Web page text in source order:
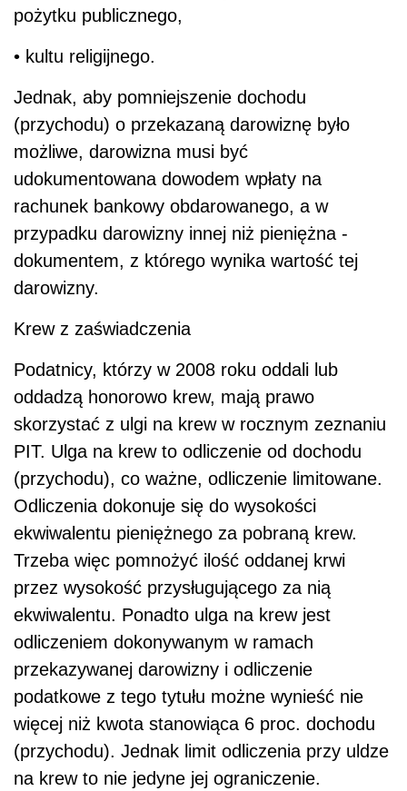
pożytku publicznego,
• kultu religijnego.
Jednak, aby pomniejszenie dochodu
(przychodu) o przekazaną darowiznę było
możliwe, darowizna musi być
udokumentowana dowodem wpłaty na
rachunek bankowy obdarowanego, a w
przypadku darowizny innej niż pieniężna -
dokumentem, z którego wynika wartość tej
darowizny.
Krew z zaświadczenia
Podatnicy, którzy w 2008 roku oddali lub
oddadzą honorowo krew, mają prawo
skorzystać z ulgi na krew w rocznym zeznaniu
PIT. Ulga na krew to odliczenie od dochodu
(przychodu), co ważne, odliczenie limitowane.
Odliczenia dokonuje się do wysokości
ekwiwalentu pieniężnego za pobraną krew.
Trzeba więc pomnożyć ilość oddanej krwi
przez wysokość przysługującego za nią
ekwiwalentu. Ponadto ulga na krew jest
odliczeniem dokonywanym w ramach
przekazywanej darowizny i odliczenie
podatkowe z tego tytułu możne wynieść nie
więcej niż kwota stanowiąca 6 proc. dochodu
(przychodu). Jednak limit odliczenia przy uldze
na krew to nie jedyne jej ograniczenie.